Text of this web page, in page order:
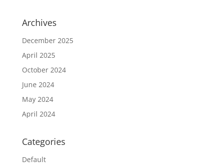
Archives
December 2025
April 2025
October 2024
June 2024
May 2024
April 2024
Categories
Default